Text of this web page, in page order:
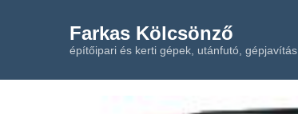
Farkas Kölcsönző
építőipari és kerti gépek, utánfutó, gépjavítás